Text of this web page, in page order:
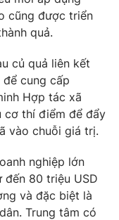
cũng được triển
quả.
củ quả liên kết
cung cấp
Hợp tác xã
cơ thí điểm để đẩy
vào chuỗi giá trị.
nghiệp lớn
đến 80 triệu USD
và đặc biệt là
Trung tâm có